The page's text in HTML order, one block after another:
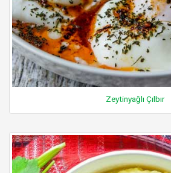
Zeytinyağlı Çılbır